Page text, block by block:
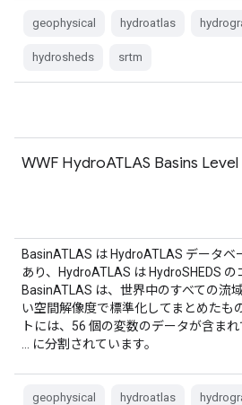
geophysical hydroatlas
hydrosheds srtm
WWF HydroATLAS Basins
BasinATLAS は HydroATLAS データベ
あり、HydroATLAS は HydroSHEDS の
BasinATLAS は、世界中のすべての流
い空間解像度で標準化してまとめたも
トには、56 個の変数のデータが含ま
… に分割されています。
geophysical hydroatlas